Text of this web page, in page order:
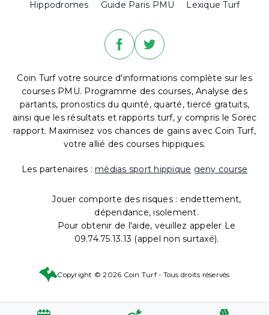
Hippodromes Guide Paris PMU Lexique Turf
Coin Turf votre source d'informations complète sur les
courses PMU. Programme des courses, Analyse des
partants, pronostics du quinté, quarté, tiercé gratuits,
ainsi que les résultats et rapports turf, y compris le Sorec
rapport. Maximisez vos chances de gains avec Coin Turf,
votre allié des courses hippiques.
Les partenaires : médias sport hippique geny course
Jouer comporte des risques : endettement,
dépendance, isolement.
Pour obtenir de l'aide, veuillez appeler Le
09.74.75.13.13 (appel non surtaxé).
Copyright © 2026 Coin Turf - Tous droits réservés